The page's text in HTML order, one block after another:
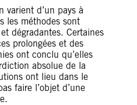
varient d’un pays à
les méthodes sont
dégradantes. Certaines
prolongées et des
ont conclu qu’elles
absolue de la
ont lieu dans le
faire l’objet d’une